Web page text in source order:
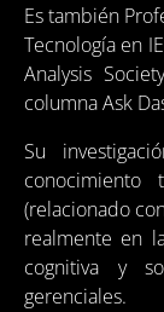
Es también
Tecnología en
Analysis
columna Ask
Su
(relacionado
realmente en
cognitiva y
gerenciales.